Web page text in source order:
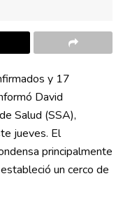
y 17
David
Salud (SSA),
jueves. El
principalmente
un cerco de